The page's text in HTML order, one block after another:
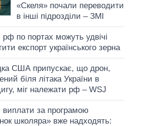
«Скеля» почали переводити
в інші підрозділи – ЗМІ
по портах можуть удвічі
експорт українського зерна
США припускає, що дрон,
біля літака України в
міг належати рф – WSJ
виплати за програмою
школяра» вже надходять: